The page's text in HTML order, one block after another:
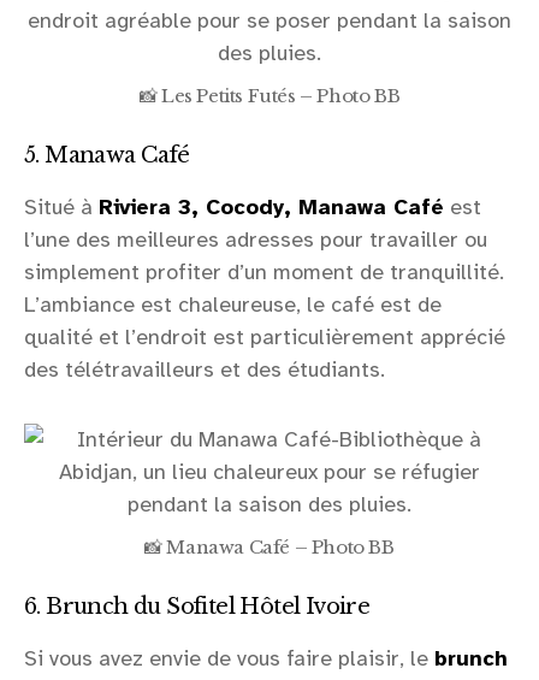
📸 Les Petits Futés – Photo BB
5. Manawa Café
Situé à Riviera 3, Cocody, Manawa Café est
l’une des meilleures adresses pour travailler ou
simplement profiter d’un moment de tranquillité.
L’ambiance est chaleureuse, le café est de
qualité et l’endroit est particulièrement apprécié
des télétravailleurs et des étudiants.
📸 Manawa Café – Photo BB
6. Brunch du Sofitel Hôtel Ivoire
Si vous avez envie de vous faire plaisir, le brunch